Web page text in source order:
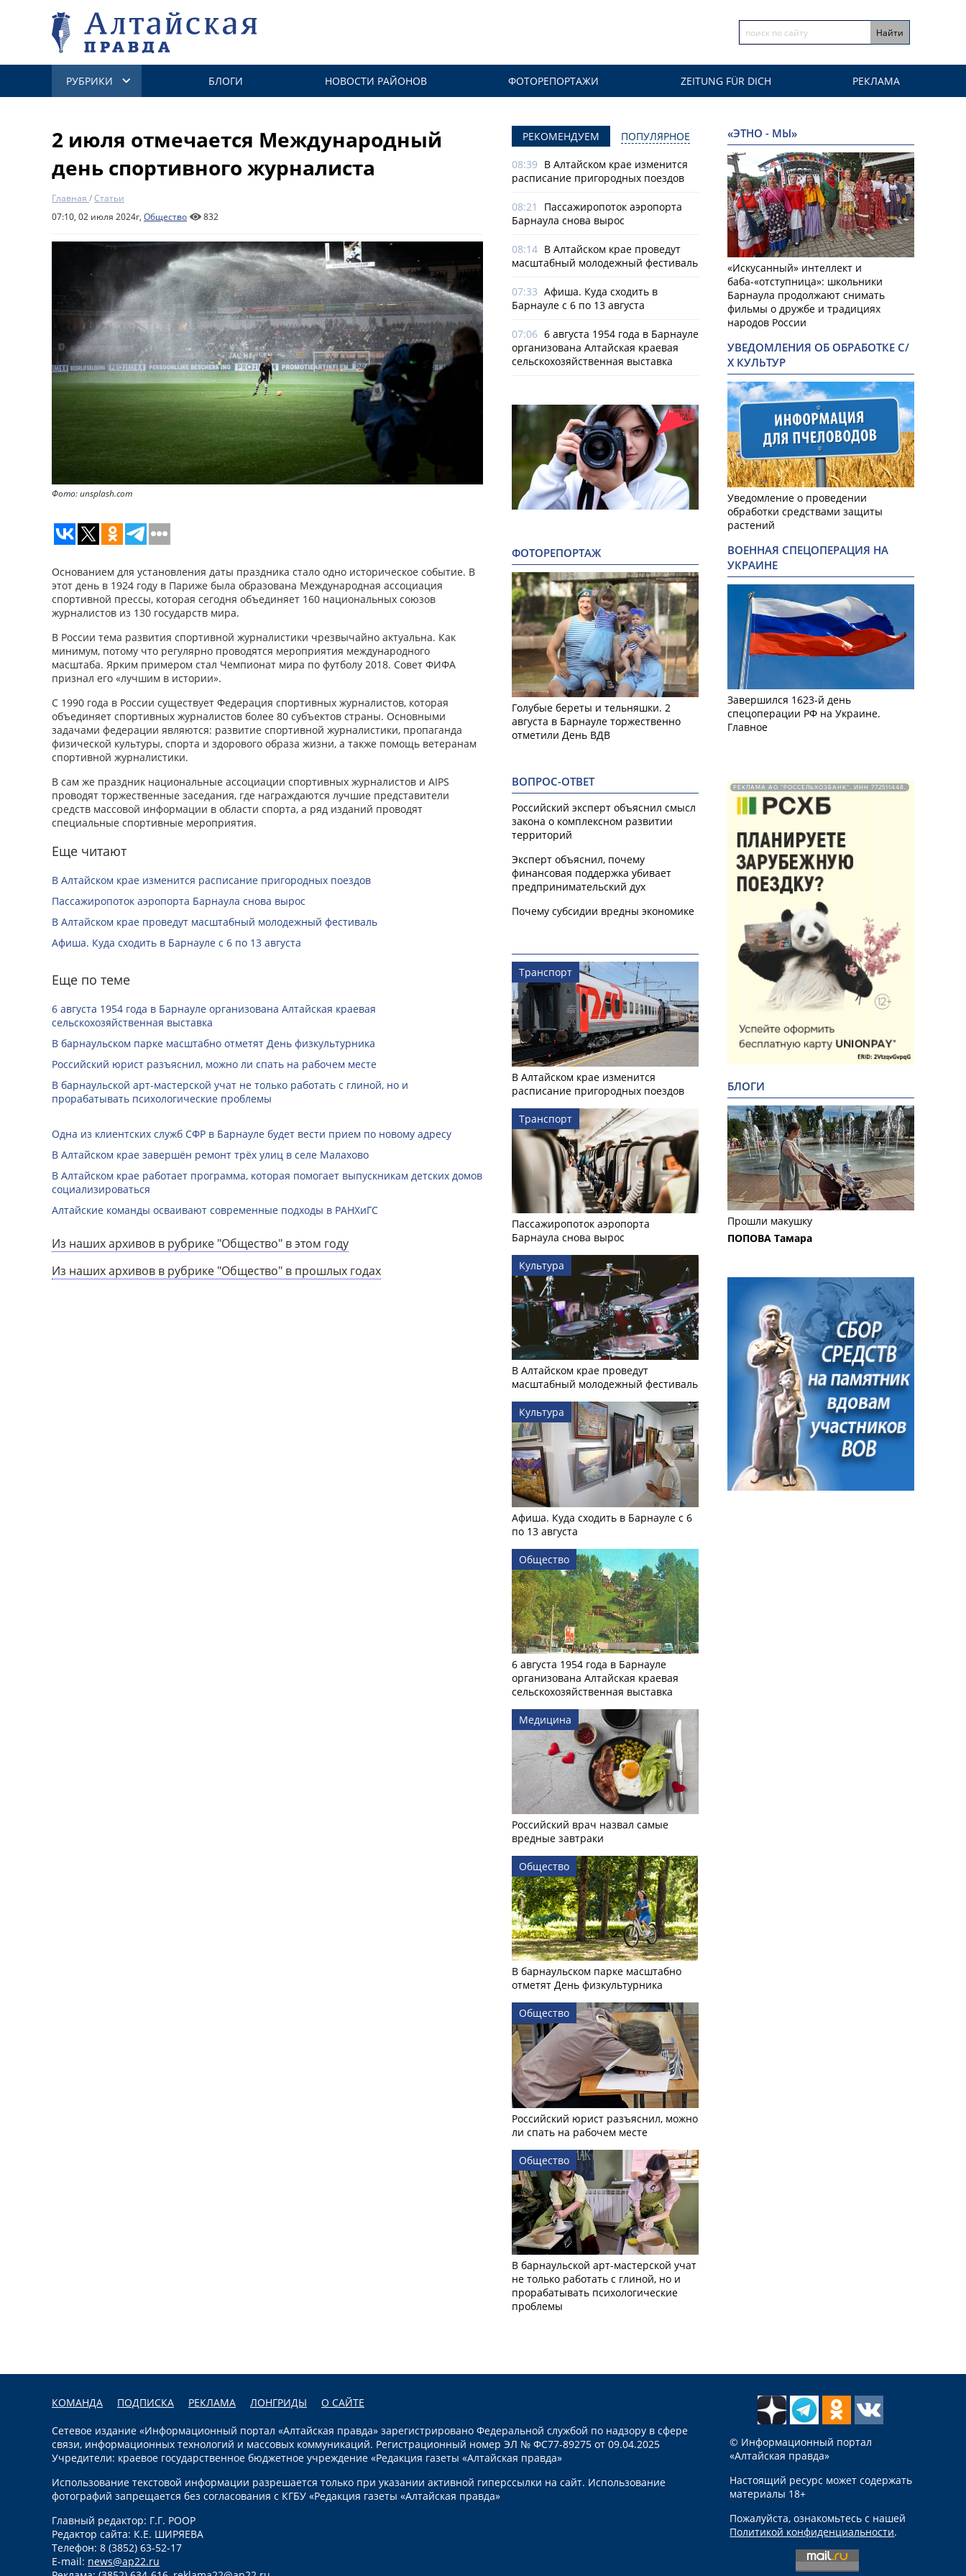
РУБРИКИ БЛОГИ НОВОСТИ РАЙОНОВ ФОТОРЕПОРТАЖИ ZEITUNG FÜR DICH РЕКЛАМА
2 июля отмечается Международный
день спортивного журналиста
Главная /Статьи
07:10, 02 июля 2024г, Общество 832
Фото: unsplash.com
Основанием для установления даты праздника стало одно историческое событие. В
этот день в 1924 году в Париже была образована Международная ассоциация
спортивной прессы, которая сегодня объединяет 160 национальных союзов
журналистов из 130 государств мира.
В России тема развития спортивной журналистики чрезвычайно актуальна. Как
минимум, потому что регулярно проводятся мероприятия международного
масштаба. Ярким примером стал Чемпионат мира по футболу 2018. Совет ФИФА
признал его «лучшим в истории».
С 1990 года в России существует Федерация спортивных журналистов, которая
объединяет спортивных журналистов более 80 субъектов страны. Основными
задачами федерации являются: развитие спортивной журналистики, пропаганда
физической культуры, спорта и здорового образа жизни, а также помощь ветеранам
спортивной журналистики.
В сам же праздник национальные ассоциации спортивных журналистов и AIPS
проводят торжественные заседания, где награждаются лучшие представители
средств массовой информации в области спорта, а ряд изданий проводят
специальные спортивные мероприятия.
Еще читают
В Алтайском крае изменится расписание пригородных поездов
Пассажиропоток аэропорта Барнаула снова вырос
В Алтайском крае проведут масштабный молодежный фестиваль
Афиша. Куда сходить в Барнауле с 6 по 13 августа
Еще по теме
6 августа 1954 года в Барнауле организована Алтайская краевая
сельскохозяйственная выставка
В барнаульском парке масштабно отметят День физкультурника
Российский юрист разъяснил, можно ли спать на рабочем месте
В барнаульской арт-мастерской учат не только работать с глиной, но и
прорабатывать психологические проблемы
Одна из клиентских служб СФР в Барнауле будет вести прием по новому адресу
В Алтайском крае завершён ремонт трёх улиц в селе Малахово
В Алтайском крае работает программа, которая помогает выпускникам детских домов
социализироваться
Алтайские команды осваивают современные подходы в РАНХиГС
Из наших архивов в рубрике "Общество" в этом году
Из наших архивов в рубрике "Общество" в прошлых годах
РЕКОМЕНДУЕМ ПОПУЛЯРНОЕ
08:39 В Алтайском крае изменится
расписание пригородных поездов
08:21
Пассажиропоток аэропорта
Барнаула снова вырос
08:14 В Алтайском крае проведут
масштабный молодежный фестиваль
07:33 Афиша. Куда сходить в
Барнауле с 6 по 13 августа
07:06 6 августа 1954 года в Барнауле
организована Алтайская краевая
сельскохозяйственная выставка
ФОТОРЕПОРТАЖ
Голубые береты и тельняшки. 2
августа в Барнауле торжественно
отметили День ВДВ
ВОПРОС-ОТВЕТ
Российский эксперт объяснил смысл
закона о комплексном развитии
территорий
Эксперт объяснил, почему
финансовая поддержка убивает
предпринимательский дух
Почему субсидии вредны экономике
Транспорт
В Алтайском крае изменится
расписание пригородных поездов
Транспорт
Пассажиропоток аэропорта
Барнаула снова вырос
Культура
В Алтайском крае проведут
масштабный молодежный фестиваль
Культура
Афиша. Куда сходить в Барнауле с 6
по 13 августа
Общество
6 августа 1954 года в Барнауле
организована Алтайская краевая
сельскохозяйственная выставка
Медицина
Российский врач назвал самые
вредные завтраки
Общество
В барнаульском парке масштабно
отметят День физкультурника
Общество
Российский юрист разъяснил, можно
ли спать на рабочем месте
Общество
В барнаульской арт-мастерской учат
не только работать с глиной, но и
прорабатывать психологические
проблемы
«ЭТНО - МЫ»
«Искусанный» интеллект и
баба-«отступница»: школьники
Барнаула продолжают снимать
фильмы о дружбе и традициях
народов России
УВЕДОМЛЕНИЯ ОБ ОБРАБОТКЕ С/
Х КУЛЬТУР
Уведомление о проведении
обработки средствами защиты
растений
ВОЕННАЯ СПЕЦОПЕРАЦИЯ НА
УКРАИНЕ
Завершился 1623-й день
спецоперации РФ на Украине.
Главное
РЕКЛАМА АО "РОССЕЛЬХОЗБАНК". ИНН 772511448.
БЛОГИ
Прошли макушку
ПОПОВА Тамара
КОМАНДА ПОДПИСКА РЕКЛАМА ЛОНГРИДЫ О САЙТЕ
Сетевое издание «Информационный портал «Алтайская правда» зарегистрировано Федеральной службой по надзору в сфере
связи, информационных технологий и массовых коммуникаций. Регистрационный номер ЭЛ № ФС77-89275 от 09.04.2025
Учредители: краевое государственное бюджетное учреждение «Редакция газеты «Алтайская правда»
Использование текстовой информации разрешается только при указании активной гиперссылки на сайт. Использование
фотографий запрещается без согласования с КГБУ «Редакция газеты «Алтайская правда»
Главный редактор: Г.Г. РООР
Редактор сайта: К.Е. ШИРЯЕВА
Телефон: 8 (3852) 63-52-17
E-mail: news@ap22.ru
© Информационный портал
«Алтайская правда»
Настоящий ресурс может содержать
материалы 18+
Пожалуйста, ознакомьтесь с нашей
Политикой конфиденциальности.